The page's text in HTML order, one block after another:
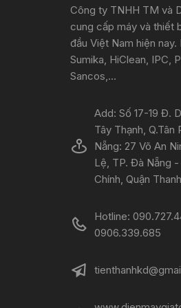
Công ty TNHH TM và
cung cấp máy và thiết
đầu Việt Nam hiện
Sumika, HiClean, IPC,
Sancos,...
Add: Số 17-19 Đ.
Tây Thạnh,
Nẵng: 27 Võ An
Lệ, TP. Đà Nẵng -
Chính, Quận
Hotline:
0906.339.685